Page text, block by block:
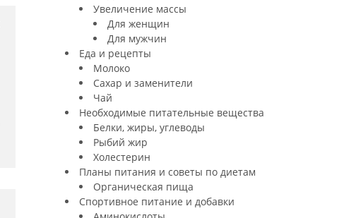
Увеличение массы
Для женщин
Для мужчин
Еда и рецепты
Молоко
Сахар и заменители
Чай
Необходимые питательные вещества
Белки, жиры, углеводы
Рыбий жир
Холестерин
Планы питания и советы по диетам
Органическая пища
Спортивное питание и добавки